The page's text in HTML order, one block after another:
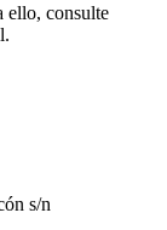
ello, consulte
s/n